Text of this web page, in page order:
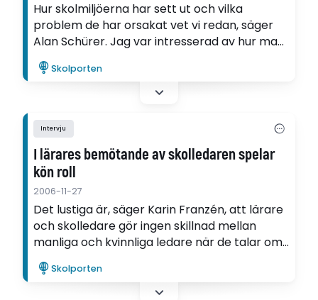
Hur skolmiljöerna har sett ut och vilka
problem de har orsakat vet vi redan, säger
Alan Schürer. Jag var intresserad av hur man
faktiskt kan FÖRÄNDRA skolmiljön och om
eleverna kan lära sig något i samma veva.
Och det finns det, visar hans avhandling.
Skolporten
Intervju
I lärares bemötande av skolledaren spelar
kön roll
2006-11-27
Det lustiga är, säger Karin Franzén, att lärare
och skolledare gör ingen skillnad mellan
manliga och kvinnliga ledare när de talar om
ledarskapet i allmänhet. Men när lärare talar
om sin egen skolledare så börjar de plötsligt
söka efter stereotyper.
Skolporten